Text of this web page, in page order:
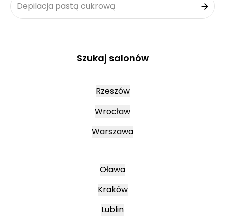
Depilacja pastą cukrową
Szukaj salonów
Rzeszów
Wrocław
Warszawa
Oława
Kraków
Lublin